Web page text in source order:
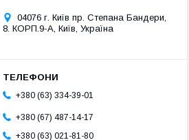
04076 г. Київ пр. Степана Бандери,
8. КОРП.9-А, Київ, Україна
+380 (63) 334-39-01
+380 (67) 487-14-17
+380 (63) 021-81-80